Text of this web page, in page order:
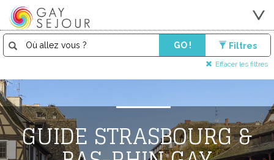
GO ! Filtres
Effacer les filtres
GUIDE STRASBOURG &